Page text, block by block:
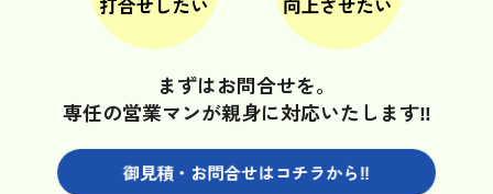
まずはお問合せを。
専任の営業マンが親身に対応いたします‼
御見積・お問合せはコチラから‼